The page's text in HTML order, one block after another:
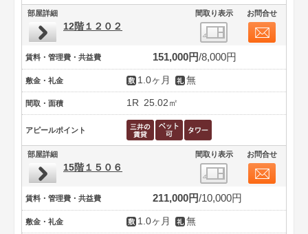
部屋詳細 間取り表示 お問合せ
12階１２０２
賃料・管理費・共益費 151,000円 8,000円
敷金・礼金 1.0ヶ月 無
間取・面積 1R 25.02㎡
アピールポイント
部屋詳細 間取り表示 お問合せ
15階１５０６
賃料・管理費・共益費 211,000円 10,000円
敷金・礼金 1.0ヶ月 無